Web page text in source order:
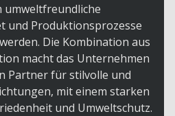
umweltfreundliche
und Produktionsprozesse
Die Kombination aus
macht das Unternehmen
Partner für stilvolle und
mit einem starken
und Umweltschutz.